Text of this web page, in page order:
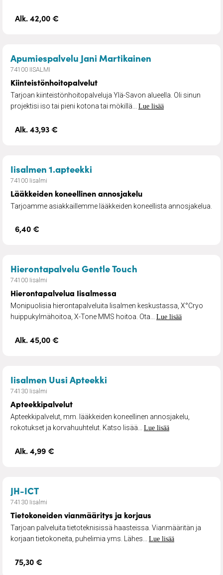
Alk. 42,00 €
Apumiespalvelu Jani Martikainen
74100 IISALMI
Kiinteistönhoitopalvelut
Tarjoan kiinteistönhoitopalveluja Ylä-Savon alueella. Oli sinun
projektisi iso tai pieni kotona tai mökillä... Lue lisää
Alk. 43,93 €
Iisalmen 1.apteekki
74100 Iisalmi
Lääkkeiden koneellinen annosjakelu
Tarjoamme asiakkaillemme lääkkeiden koneellista annosjakelua.
6,40 €
Hierontapalvelu Gentle Touch
74100 Iisalmi
Hierontapalvelua Iisalmessa
Monipuolisia hierontapalveluita Iisalmen keskustassa, X°Cryo
huippukylmähoitoa, X-Tone MMS hoitoa. Ota... Lue lisää
Alk. 45,00 €
Iisalmen Uusi Apteekki
74130 Iisalmi
Apteekkipalvelut
Apteekkipalvelut, mm. lääkkeiden koneellinen annosjakelu,
rokotukset ja korvahuuhtelut. Katso lisää... Lue lisää
Alk. 4,99 €
JH-ICT– Tietokoneiden vianmääritys ja korjaus
74130 Iisalmi
Tietokoneiden vianmääritys ja korjaus
Tarjoan palveluita tietoteknisissä haasteissa. Vianmääritän ja
korjaan tietokoneita, puhelimia yms. Lähes... Lue lisää
75,30 €